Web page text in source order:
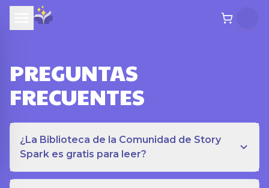
PREGUNTAS
FRECUENTES
¿La Biblioteca de la Comunidad de Story
Spark es gratis para leer?